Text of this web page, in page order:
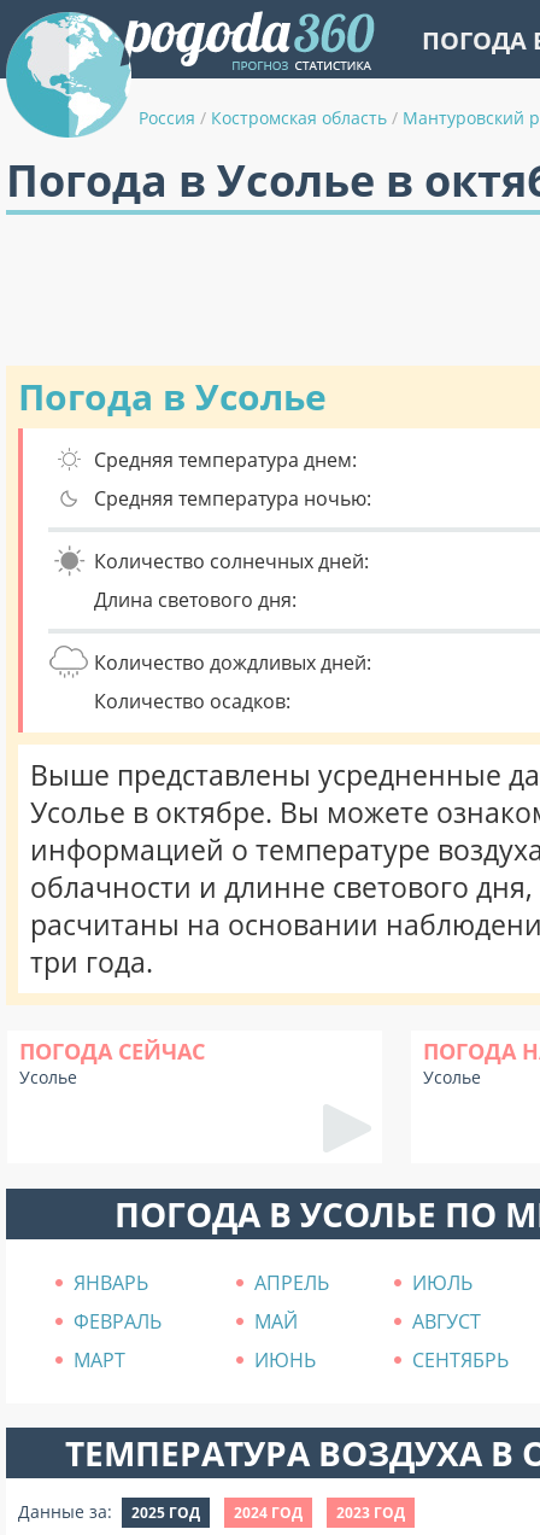
ПОГОДА
Россия / Костромская область / Мантуровский
Погода в Усолье в
Погода в Усолье
Средняя температура днем:
Средняя температура ночью:
Количество солнечных дней:
Длина светового дня:
Количество дождливых дней:
Количество осадков:
Выше представлены усредненные
Усолье в октябре. Вы можете
информацией о температуре
облачности и длинне светового
расчитаны на основании
три года.
ПОГОДА СЕЙЧАС
Усолье
ПОГОДА
Усолье
ПОГОДА В УСОЛЬЕ ПО
ЯНВАРЬ АПРЕЛЬ
ИЮЛЬ
ФЕВРАЛЬ
МАЙ
АВГУСТ
МАРТ
ИЮНЬ СЕНТЯБРЬ
ТЕМПЕРАТУРА ВОЗДУХА В
Данные за: 2025 ГОД 2024 ГОД 2023 ГОД